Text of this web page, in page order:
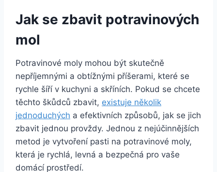
Jak se zbavit potravinových
mol
Potravinové moly mohou být skutečně
nepříjemnými a obtížnými příšerami, které se
rychle šíří v kuchyni a skříních. Pokud se chcete
těchto škůdců zbavit, existuje několik
jednoduchých a efektivních způsobů, jak se jich
zbavit jednou provždy. Jednou z nejúčinnějších
metod je vytvoření pasti na potravinové moly,
která je rychlá, levná a bezpečná pro vaše
domácí prostředí.